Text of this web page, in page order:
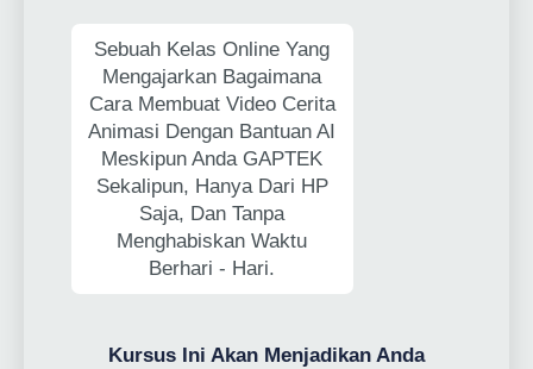
Sebuah Kelas Online Yang
Mengajarkan Bagaimana
Cara Membuat Video Cerita
Animasi Dengan Bantuan AI
Meskipun Anda GAPTEK
Sekalipun, Hanya Dari HP
Saja, Dan Tanpa
Menghabiskan Waktu
Berhari - Hari.
Kursus Ini Akan Menjadikan Anda